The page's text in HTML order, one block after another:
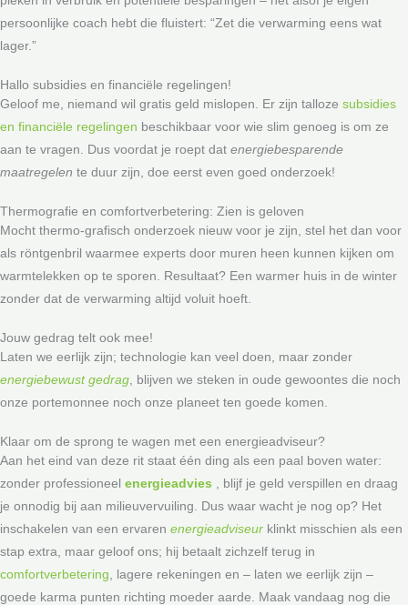
persoonlijke coach hebt die fluistert: “Zet die verwarming eens wat
lager.”
Hallo subsidies en financiële regelingen!
Geloof me, niemand wil gratis geld mislopen. Er zijn talloze subsidies
en financiële regelingen beschikbaar voor wie slim genoeg is om ze
aan te vragen. Dus voordat je roept dat energiebesparende
maatregelen te duur zijn, doe eerst even goed onderzoek!
Thermografie en comfortverbetering: Zien is geloven
Mocht thermo-grafisch onderzoek nieuw voor je zijn, stel het dan voor
als röntgenbril waarmee experts door muren heen kunnen kijken om
warmtelekken op te sporen. Resultaat? Een warmer huis in de winter
zonder dat de verwarming altijd voluit hoeft.
Jouw gedrag telt ook mee!
Laten we eerlijk zijn; technologie kan veel doen, maar zonder
energiebewust gedrag, blijven we steken in oude gewoontes die noch
onze portemonnee noch onze planeet ten goede komen.
Klaar om de sprong te wagen met een energieadviseur?
Aan het eind van deze rit staat één ding als een paal boven water:
zonder professioneel energieadvies , blijf je geld verspillen en draag
je onnodig bij aan milieuvervuiling. Dus waar wacht je nog op? Het
inschakelen van een ervaren energieadviseur klinkt misschien als een
stap extra, maar geloof ons; hij betaalt zichzelf terug in
comfortverbetering , lagere rekeningen en – laten we eerlijk zijn –
goede karma punten richting moeder aarde. Maak vandaag nog die